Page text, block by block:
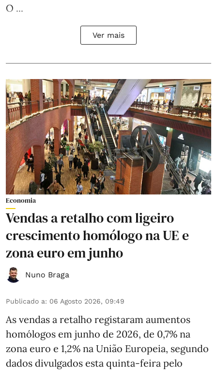
O ...
Ver mais
Economia
Vendas a retalho com ligeiro
crescimento homólogo na UE e
zona euro em junho
Nuno Braga
Publicado a: 06 Agosto 2026, 09:49
As vendas a retalho registaram aumentos
homólogos em junho de 2026, de 0,7% na
zona euro e 1,2% na União Europeia, segundo
dados divulgados esta quinta-feira pelo